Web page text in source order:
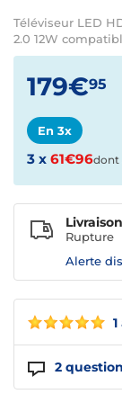
Téléviseur LED
2.0 12W
2
179€95
En 3x
3 x 61€96dont
Rupture
Alerte